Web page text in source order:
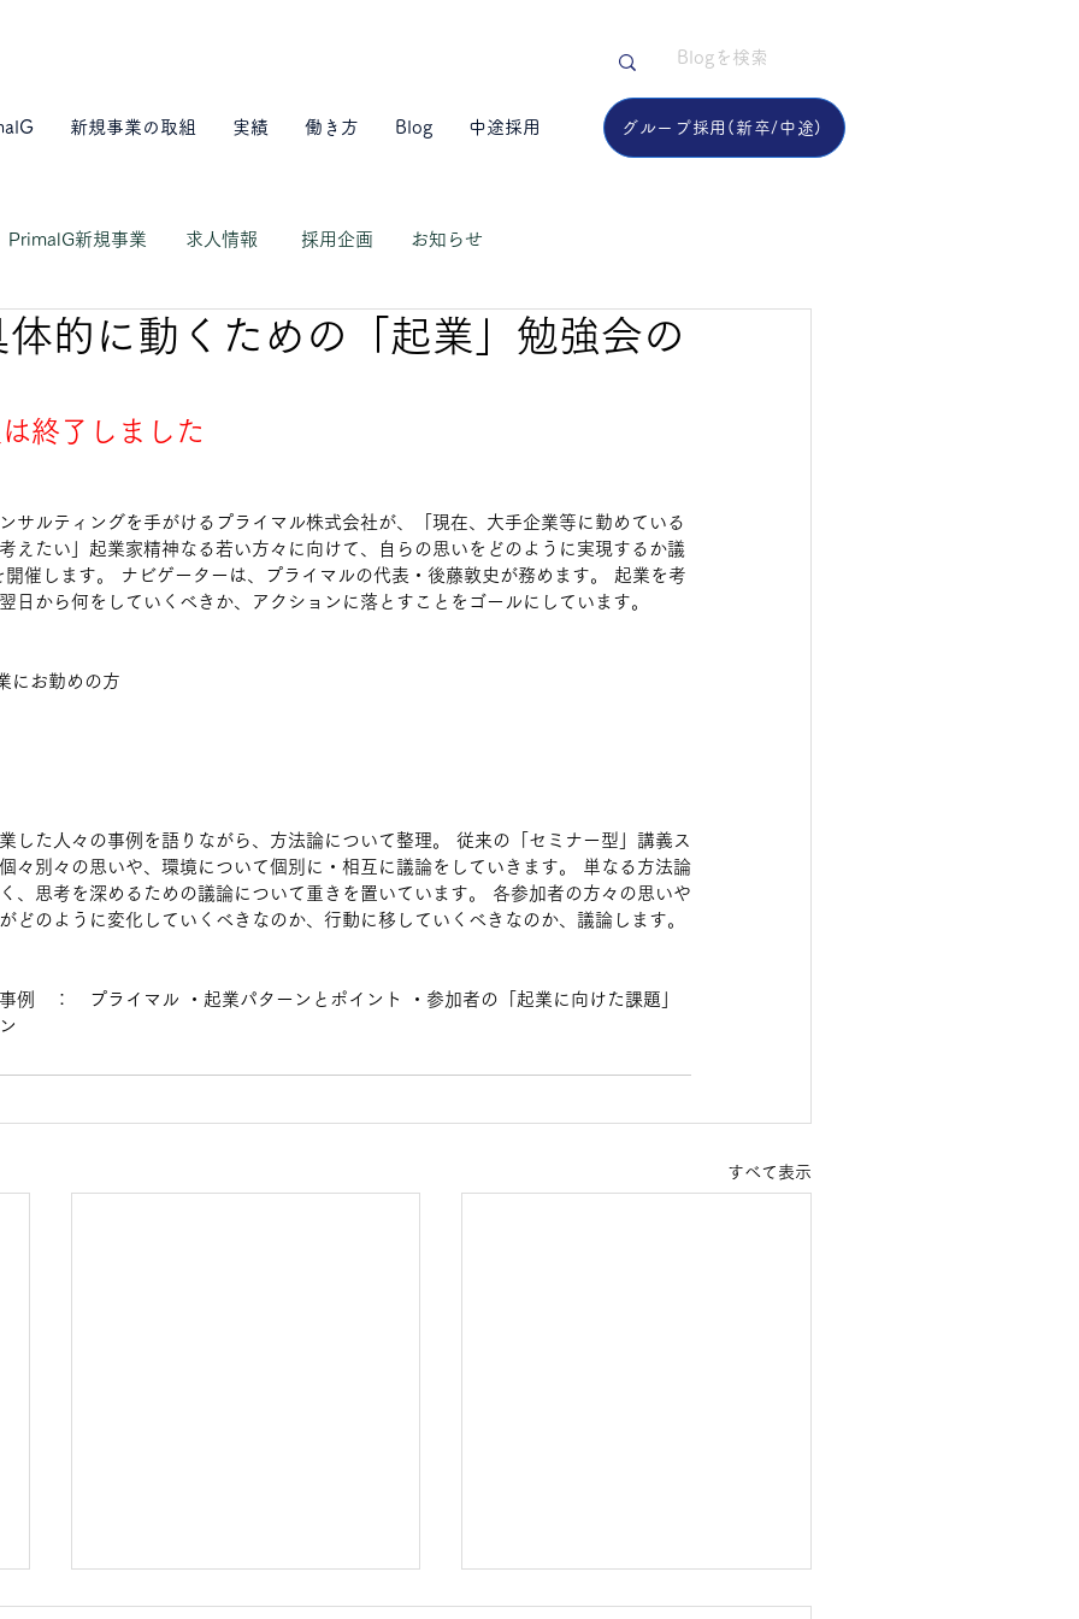
新規事業の取組 実績 働き方 Blog 中途採用 グループ​採用(新卒/中途)
PrimalG新規事業 求人情報 採用企画 お知らせ
的に動くための「起業」勉強会の
終了しました
サルティングを手がけるプライマル株式会社が、「現在、大手企業等に勤めている
えたい」起業家精神なる若い方々に向けて、自らの思いをどのように実現するか議
催します。 ナビゲーターは、プライマルの代表・後藤敦史が務めます。 起業を考
日から何をしていくべきか、アクションに落とすことをゴールにしています。
にお勤めの方
した人々の事例を語りながら、方法論について整理。 従来の「セミナー型」講義ス
々別々の思いや、環境について個別に・相互に議論をしていきます。 単なる方法論
、思考を深めるための議論について重きを置いています。 各参加者の方々の思いや
どのように変化していくべきなのか、行動に移していくべきなのか、議論します。
例　：　プライマル ・起業パターンとポイント ・参加者の「起業に向けた課題」
すべて表示